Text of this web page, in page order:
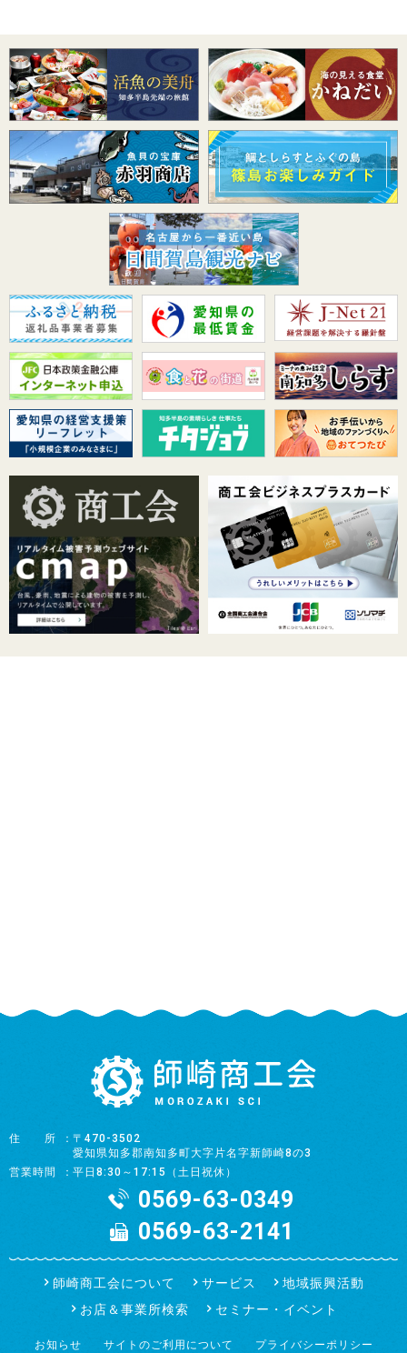
住所
〒470-3502
愛知県知多郡南知多町大字片名字新師崎8の3
営業時間
平日8:30～17:15（土日祝休）
0569-63-0349
0569-63-2141
師崎商工会について サービス
地域振興活動
お店＆事業所検索
セミナー・イベント
お知らせ サイトのご利用について プライバシーポリシー